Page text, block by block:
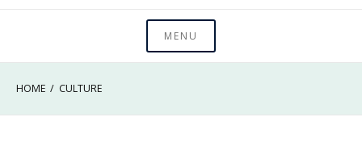
MENU
HOME CULTURE